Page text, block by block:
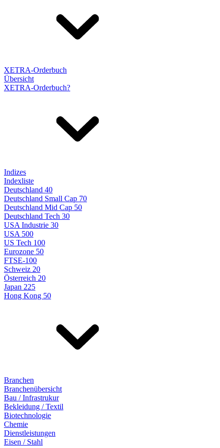
XETRA-Orderbuch
Übersicht
XETRA-Orderbuch?
Indizes
Indexliste
Deutschland 40
Deutschland Small Cap 70
Deutschland Mid Cap 50
Deutschland Tech 30
USA Industrie 30
USA 500
US Tech 100
Eurozone 50
FTSE-100
Schweiz 20
Österreich 20
Japan 225
Hong Kong 50
Branchen
Branchenübersicht
Bau / Infrastrukur
Bekleidung / Textil
Biotechnologie
Chemie
Dienstleistungen
Eisen / Stahl